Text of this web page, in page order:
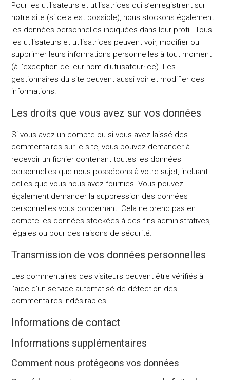
Pour les utilisateurs et utilisatrices qui s’enregistrent sur
notre site (si cela est possible), nous stockons également
les données personnelles indiquées dans leur profil. Tous
les utilisateurs et utilisatrices peuvent voir, modifier ou
supprimer leurs informations personnelles à tout moment
(à l’exception de leur nom d’utilisateur·ice). Les
gestionnaires du site peuvent aussi voir et modifier ces
informations.
Les droits que vous avez sur vos données
Si vous avez un compte ou si vous avez laissé des
commentaires sur le site, vous pouvez demander à
recevoir un fichier contenant toutes les données
personnelles que nous possédons à votre sujet, incluant
celles que vous nous avez fournies. Vous pouvez
également demander la suppression des données
personnelles vous concernant. Cela ne prend pas en
compte les données stockées à des fins administratives,
légales ou pour des raisons de sécurité.
Transmission de vos données personnelles
Les commentaires des visiteurs peuvent être vérifiés à
l’aide d’un service automatisé de détection des
commentaires indésirables.
Informations de contact
Informations supplémentaires
Comment nous protégeons vos données